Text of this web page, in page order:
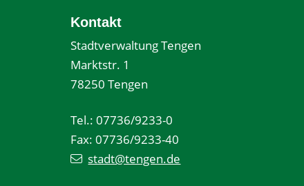
Kontakt
Stadtverwaltung Tengen
Marktstr. 1
78250 Tengen
Tel.: 07736/9233-0
Fax: 07736/9233-40
stadt@tengen.de